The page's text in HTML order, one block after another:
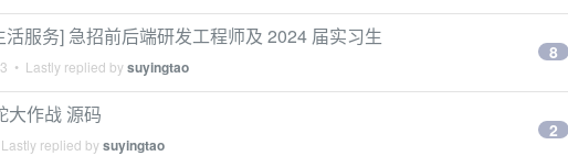
服务] 急招前后端研发工程师及 2024 届实习生
• Lastly replied bysuyingtao
8
大作战 源码
replied bysuyingtao
2